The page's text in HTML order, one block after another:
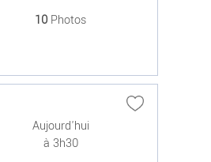
10 Photos
Aujourd'hui
à 3h30